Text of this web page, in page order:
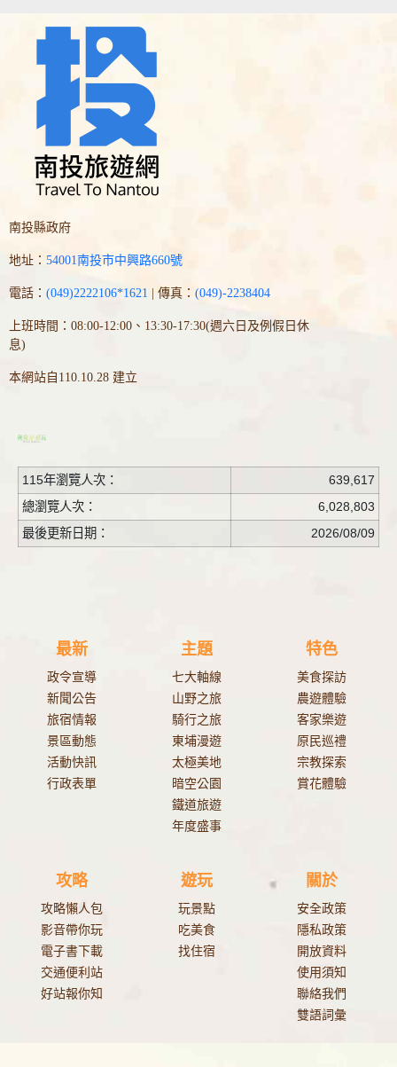
南投縣政府
地址： 54001南投市中興路660號
電話： (049)2222106*1621 | 傳真： (049)-2238404
上班時間：08:00-12:00、13:30-17:30(週六日及例假日休
息)
本網站自110.10.28 建立
115年瀏覽人次：
639,617
總瀏覽人次：
6,028,803
最後更新日期：
2026/08/09
最新
政令宣導
新聞公告
旅宿情報
景區動態
活動快訊
行政表單
主題
七大軸線
山野之旅
騎行之旅
東埔漫遊
太極美地
暗空公園
鐵道旅遊
年度盛事
特色
美食探訪
農遊體驗
客家樂遊
原民巡禮
宗教探索
賞花體驗
攻略
攻略懶人包
影音帶你玩
電子書下載
交通便利站
好站報你知
遊玩
玩景點
吃美食
找住宿
關於
安全政策
隱私政策
開放資料
使用須知
聯絡我們
雙語詞彙